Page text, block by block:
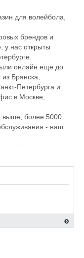
для волейбола,
брендов и
у нас открыты
онлайн еще до
Брянска,
Петербурга и
в Москве,
выше, более 5000
- наш
Петербурге.